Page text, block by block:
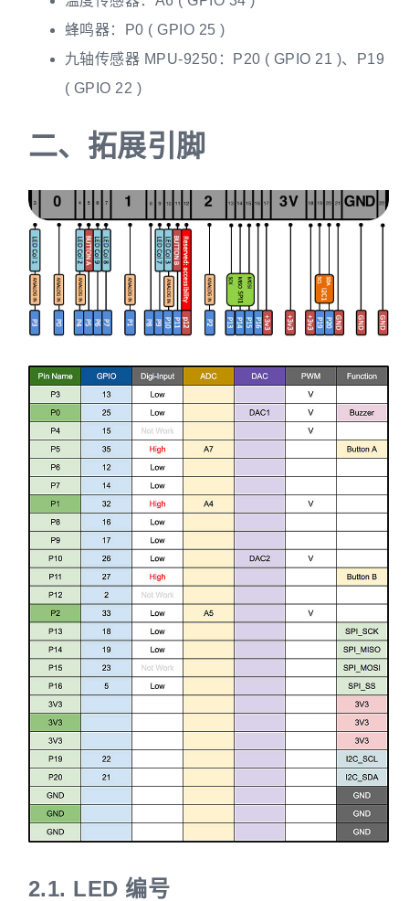
蜂鸣器：P0 ( GPIO 25 )
九轴传感器 MPU-9250：P20 ( GPIO 21 )、P19
( GPIO 22 )
二、 拓展引脚
2.1. LED 编号